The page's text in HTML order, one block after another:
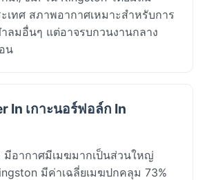
เทศ สภาพอากาศเหมาะสำหรับการ
ลมอื่นๆ แต่อาจรบกวนงานกลาง
น
In เกาะนอร์ฟอล์ก In
มีอากาศมีเมฆมากเป็นส่วนใหญ่
มีค่าเฉลี่ยเมฆปกคลุม 73%